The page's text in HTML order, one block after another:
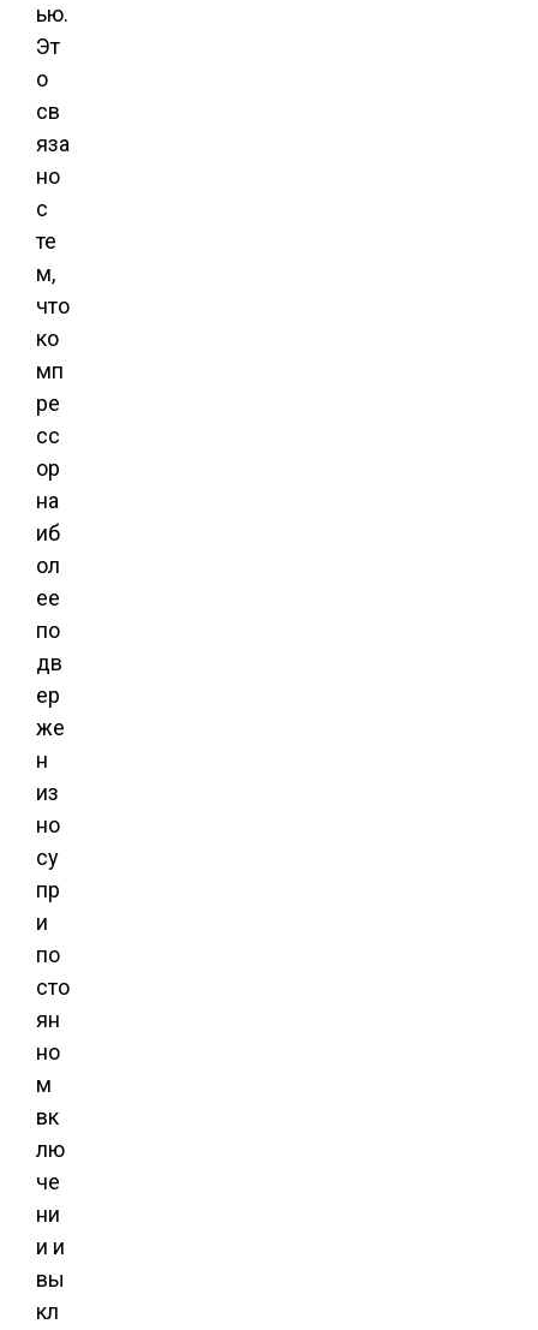
ью.
Эт
о
св
яза
но
с
те
м,
что
ко
мп
ре
сс
ор
на
иб
ол
ее
по
дв
ер
же
н
из
но
су
пр
и
по
сто
ян
но
м
вк
лю
че
ни
и и
вы
кл